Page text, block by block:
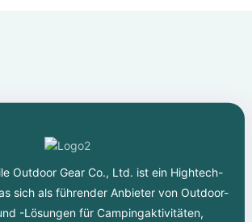
Outdoor Gear Co., Ltd. ist ein Hightech-
sich als führender Anbieter von Outdoor-
-Lösungen für Campingaktivitäten,